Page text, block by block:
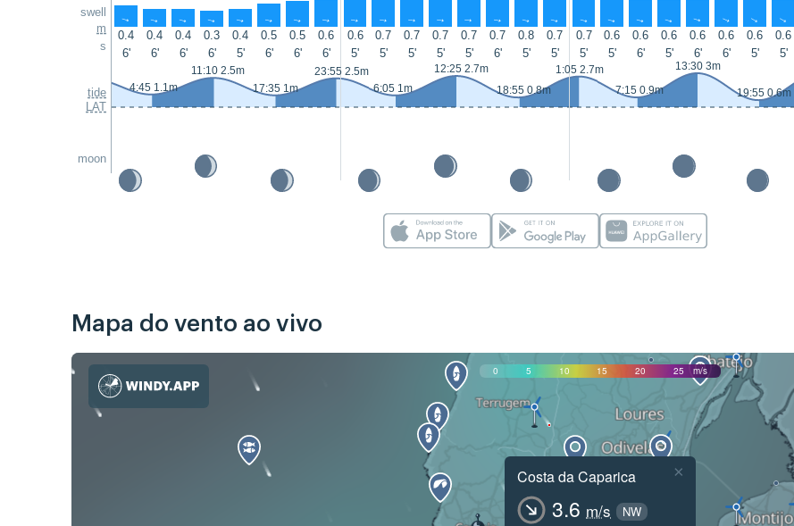
swell
m
s
tide
LAT
moon
↑ ↑ ↑ ↑ ↑ ↑ ↑ ↑ ↑ ↑ ↑ ↑ ↑ ↑ ↑ ↑ ↑ ↑ ↑ ↑ ↑ ↑ ↑ ↑
0.4 0.4 0.4 0.3 0.4 0.5 0.5 0.6 0.6 0.7 0.7 0.7 0.7 0.7 0.8 0.7 0.7 0.6 0.6 0.6 0.6 0.6 0.6 0.6
6'
6' 6' 6' 5' 6' 6' 6' 5' 5' 5' 5' 5' 6' 5' 5' 5' 5' 6' 5' 6' 6' 5' 5'
4:45 1.1m
11:10 2.5m
17:35 1m
23:55 2.5m
6:05 1m
12:25 2.7m
18:55 0.8m
1:05 2.7m
7:15 0.9m
13:30 3m
19:55 0.6m
Mapa do vento ao vivo
0 5 10 15 20 25 m/s
Costa da Caparica
3.6 m/s NW
×